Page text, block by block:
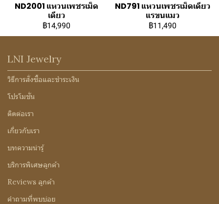
ND2001 แหวนเพชรเม็ด
เดียว
฿14,990
ND791 แหวนเพชรเม็ดเดียว
แรขนแมว
฿11,490
LNI Jewelry
วิธีการสั่งซื้อและชำระเงิน
โปรโมชั่น
ติดต่อเรา
เกี่ยวกับเรา
บทความน่ารู้
บริการพิเศษลูกค้า
Reviews ลูกค้า
คำถามที่พบบ่อย